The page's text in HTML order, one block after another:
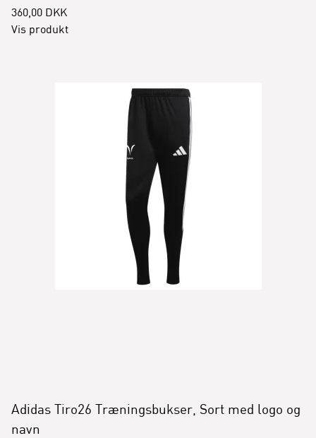
360,00 DKK
Vis produkt
Adidas Tiro26 Træningsbukser, Sort med logo og
navn